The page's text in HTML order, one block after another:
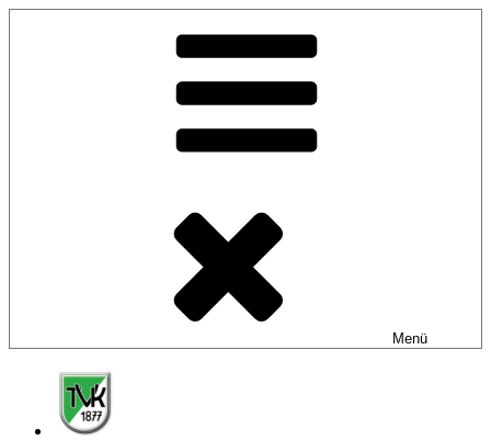
Menü